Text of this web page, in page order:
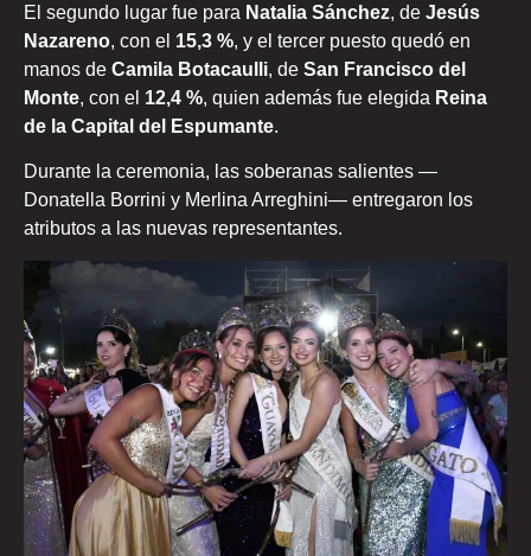
El segundo lugar fue para Natalia Sánchez, de Jesús
Nazareno, con el 15,3 %, y el tercer puesto quedó en
manos de Camila Botacaulli, de San Francisco del
Monte, con el 12,4 %, quien además fue elegida Reina
de la Capital del Espumante.
Durante la ceremonia, las soberanas salientes —
Donatella Borrini y Merlina Arreghini— entregaron los
atributos a las nuevas representantes.